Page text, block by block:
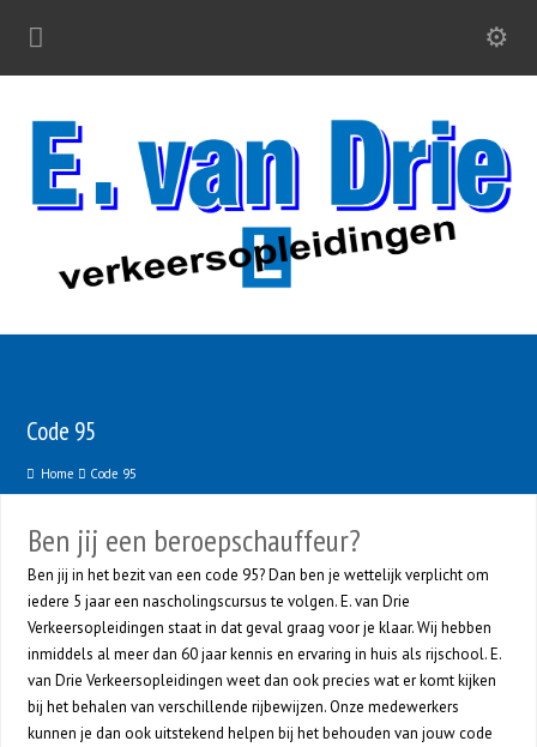
Code 95
Home Code 95
Ben jij een beroepschauffeur?
Ben jij in het bezit van een code 95? Dan ben je wettelijk verplicht om
iedere 5 jaar een nascholingscursus te volgen. E. van Drie
Verkeersopleidingen staat in dat geval graag voor je klaar. Wij hebben
inmiddels al meer dan 60 jaar kennis en ervaring in huis als rijschool. E.
van Drie Verkeersopleidingen weet dan ook precies wat er komt kijken
bij het behalen van verschillende rijbewijzen. Onze medewerkers
kunnen je dan ook uitstekend helpen bij het behouden van jouw code